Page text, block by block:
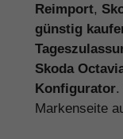
Reimport,
günstig
Skoda
Konfigurator.
Markenseite